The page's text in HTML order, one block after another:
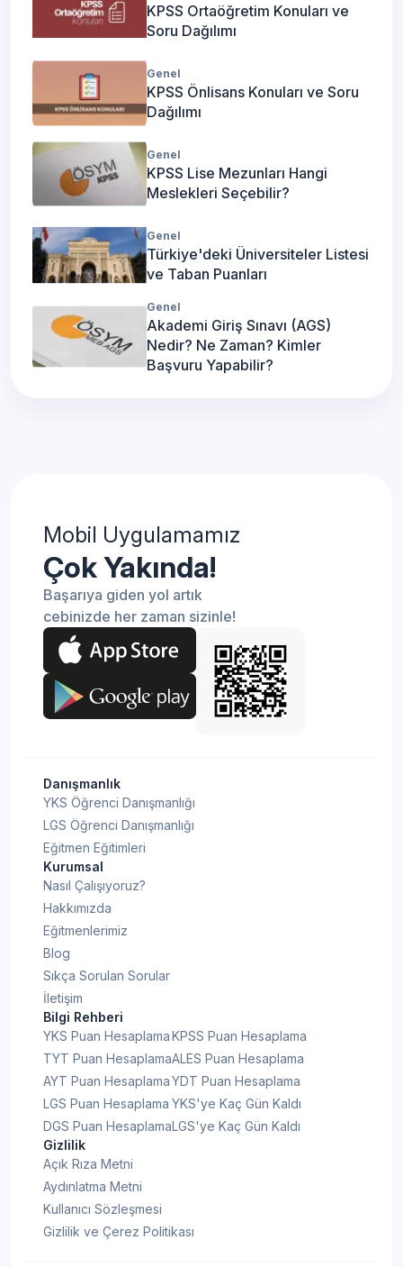
KPSS Ortaöğretim Konuları ve
Soru Dağılımı
Genel
KPSS Önlisans Konuları ve Soru
Dağılımı
Genel
KPSS Lise Mezunları Hangi
Meslekleri Seçebilir?
Genel
Türkiye'deki Üniversiteler Listesi
ve Taban Puanları
Genel
Akademi Giriş Sınavı (AGS)
Nedir? Ne Zaman? Kimler
Başvuru Yapabilir?
Mobil Uygulamamız
Çok Yakında!
Başarıya giden yol artık
cebinizde her zaman sizinle!
Danışmanlık
YKS Öğrenci Danışmanlığı
LGS Öğrenci Danışmanlığı
Eğitmen Eğitimleri
Kurumsal
Nasıl Çalışıyoruz?
Hakkımızda
Eğitmenlerimiz
Blog
Sıkça Sorulan Sorular
İletişim
Bilgi Rehberi
YKS Puan Hesaplama
TYT Puan Hesaplama
AYT Puan Hesaplama
LGS Puan Hesaplama
DGS Puan Hesaplama
KPSS Puan Hesaplama
ALES Puan Hesaplama
YDT Puan Hesaplama
YKS'ye Kaç Gün Kaldı
LGS'ye Kaç Gün Kaldı
Gizlilik
Açık Rıza Metni
Aydınlatma Metni
Kullanıcı Sözleşmesi
Gizlilik ve Çerez Politikası